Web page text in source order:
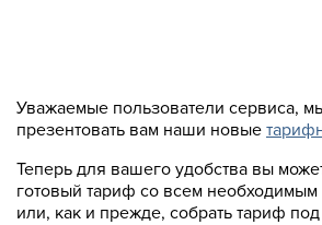
Уважаемые пользователи сервиса,
презентовать вам наши новые
Теперь для вашего удобства вы
готовый тариф со всем
или, как и прежде, собрать тариф